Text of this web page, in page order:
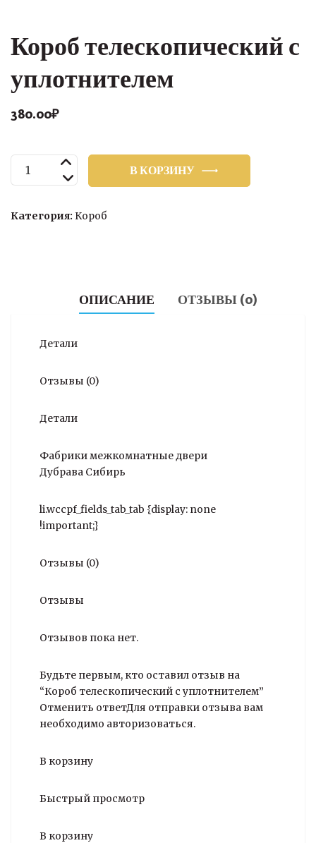
Короб телескопический с
уплотнителем
380.00₽
Количество
товара
телескопический
В КОРЗИНУ
Категория: Короб
ОПИСАНИЕ ОТЗЫВЫ (0)
Детали
Отзывы (0)
Детали
Фабрики межкомнатные двери
Дубрава Сибирь
li.wccpf_fields_tab_tab {display: none
!important;}
Отзывы (0)
Отзывы
Отзывов пока нет.
Будьте первым, кто оставил отзыв на
“Короб телескопический с уплотнителем”
Отменить ответДля отправки отзыва вам
необходимо авторизоваться.
В корзину
Быстрый просмотр
В корзину